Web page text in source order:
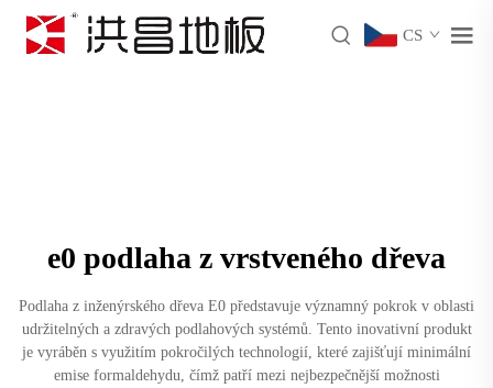
CS
e0 podlaha z vrstveného dřeva
Podlaha z inženýrského dřeva E0 představuje významný pokrok v oblasti
udržitelných a zdravých podlahových systémů. Tento inovativní produkt
je vyráběn s využitím pokročilých technologií, které zajišťují minimální
emise formaldehydu, čímž patří mezi nejbezpečnější možnosti